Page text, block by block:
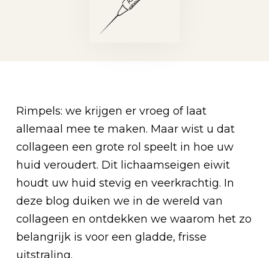
Rimpels: we krijgen er vroeg of laat
allemaal mee te maken. Maar wist u dat
collageen een grote rol speelt in hoe uw
huid veroudert. Dit lichaamseigen eiwit
houdt uw huid stevig en veerkrachtig. In
deze blog duiken we in de wereld van
collageen en ontdekken we waarom het zo
belangrijk is voor een gladde, frisse
uitstraling.